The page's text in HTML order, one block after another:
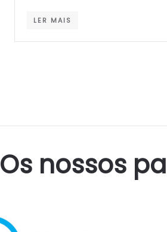
LER MAIS
Os nossos